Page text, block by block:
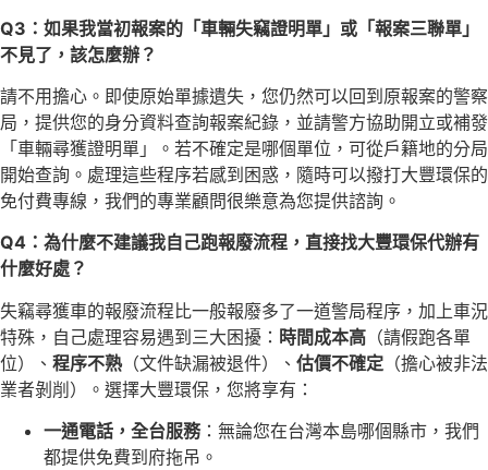
Q3：如果我當初報案的「車輛失竊證明單」或「報案三聯單」
不見了，該怎麼辦？
請不用擔心。即使原始單據遺失，您仍然可以回到原報案的警察
局，提供您的身分資料查詢報案紀錄，並請警方協助開立或補發
「車輛尋獲證明單」。若不確定是哪個單位，可從戶籍地的分局
開始查詢。處理這些程序若感到困惑，隨時可以撥打大豐環保的
免付費專線，我們的專業顧問很樂意為您提供諮詢。
Q4：為什麼不建議我自己跑報廢流程，直接找大豐環保代辦有
什麼好處？
失竊尋獲車的報廢流程比一般報廢多了一道警局程序，加上車況
特殊，自己處理容易遇到三大困擾： 時間成本高 （請假跑各單
位）、 程序不熟（文件缺漏被退件）、 估價不確定 （擔心被非法
業者剝削）。選擇大豐環保，您將享有：
一通電話，全台服務：無論您在台灣本島哪個縣市，我們
都提供免費到府拖吊。